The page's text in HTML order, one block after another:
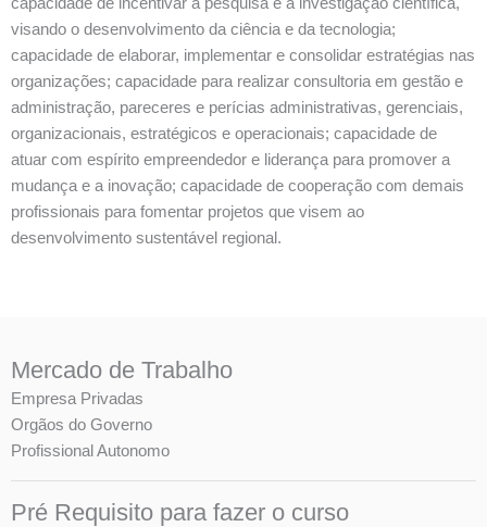
visando o desenvolvimento da ciência e da tecnologia;
capacidade de elaborar, implementar e consolidar estratégias nas
organizações; capacidade para realizar consultoria em gestão e
administração, pareceres e perícias administrativas, gerenciais,
organizacionais, estratégicos e operacionais; capacidade de
atuar com espírito empreendedor e liderança para promover a
mudança e a inovação; capacidade de cooperação com demais
profissionais para fomentar projetos que visem ao
desenvolvimento sustentável regional.
Mercado de Trabalho
Empresa Privadas
Orgãos do Governo
Profissional Autonomo
Pré Requisito para fazer o curso